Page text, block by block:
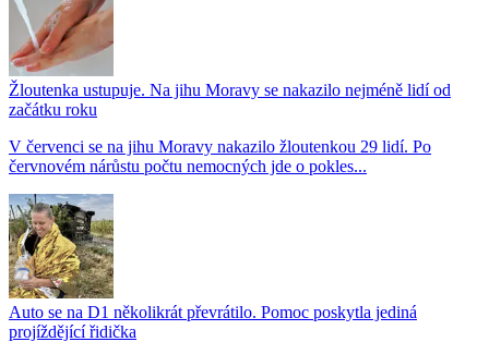
Žloutenka ustupuje. Na jihu Moravy se nakazilo nejméně lidí od
začátku roku
V červenci se na jihu Moravy nakazilo žloutenkou 29 lidí. Po
červnovém nárůstu počtu nemocných jde o pokles...
Auto se na D1 několikrát převrátilo. Pomoc poskytla jediná
projíždějící řidička